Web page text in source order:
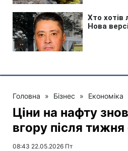
Головна » Бізнес » Економіка
Ціни на нафту
вгору після
08:43 22.05.2026 Пт